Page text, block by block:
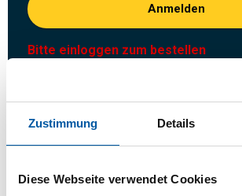
Zustimmung Details
Diese Webseite verwendet Cookies
Anmelden
Bitte einloggen zum bestellen
Bestellen mit Ihren eigenen
Kalkulieren mit aktuellen MCB-Preisen
Verfolgen Sie Ihre Bestellung über